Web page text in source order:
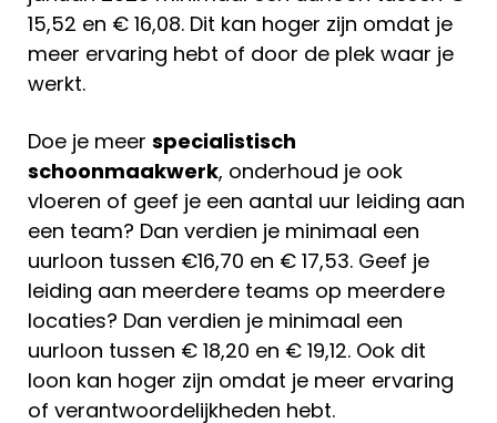
15,52 en € 16,08. Dit kan hoger zijn omdat je
meer ervaring hebt of door de plek waar je
werkt.
Doe je meer specialistisch
schoonmaakwerk, onderhoud je ook
vloeren of geef je een aantal uur leiding aan
een team? Dan verdien je minimaal een
uurloon tussen €16,70 en € 17,53. Geef je
leiding aan meerdere teams op meerdere
locaties? Dan verdien je minimaal een
uurloon tussen € 18,20 en € 19,12. Ook dit
loon kan hoger zijn omdat je meer ervaring
of verantwoordelijkheden hebt.